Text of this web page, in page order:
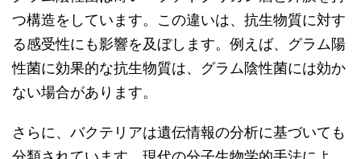
つ構造をしています。この違いは、抗生物質に対す
る感受性にも影響を及ぼします。例えば、グラム陽
性菌に効果的な抗生物質は、グラム陰性菌には効か
ない場合があります。
さらに、バクテリアは遺伝情報の分析に基づいても